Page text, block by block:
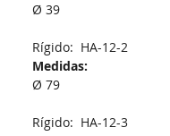
Ø 39
Rígido: HA-12-2
Medidas:
Ø 79
Rígido: HA-12-3